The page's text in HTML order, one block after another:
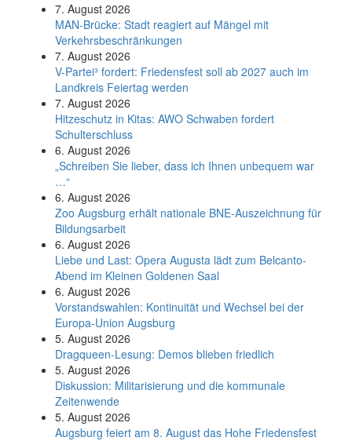
7. August 2026
MAN-Brücke: Stadt reagiert auf Mängel mit
Verkehrsbeschränkungen
7. August 2026
V-Partei­³ fordert: Friedens­fest soll ab 2027 auch im
Land­kreis Feier­tag werden
7. August 2026
Hitzeschutz in Kitas: AWO Schwaben fordert
Schulterschluss
6. August 2026
„Schreiben Sie lieber, dass ich Ihnen unbequem war
…“
6. August 2026
Zoo Augsburg erhält nationale BNE-Auszeichnung für
Bildungsarbeit
6. August 2026
Liebe und Last: Opera Augusta lädt zum Belcanto-
Abend im Kleinen Goldenen Saal
6. August 2026
Vorstandswahlen: Kontinuität und Wechsel bei der
Europa-Union Augsburg
5. August 2026
Dragqueen-Lesung: Demos blieben friedlich
5. August 2026
Diskussion: Mi­li­ta­ri­sie­rung und die kommunale
Zeitenwende
5. August 2026
Augsburg feiert am 8. August das Hohe Friedensfest